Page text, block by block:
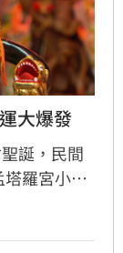
大爆發
誕，民間
羅宮小立
望獲得神